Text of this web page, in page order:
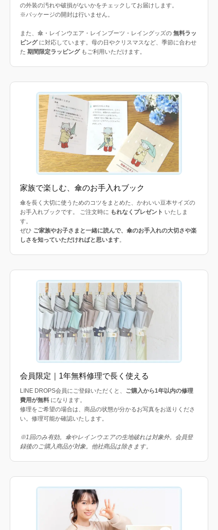
の外装の汚れや破損がないかをチェックしてお届けします。
※パッケージの開封は行いません。
また、傘・レインウエア・レインブーツ・レイングッズの 無料ラッ
ピングに対応しています。母の日やクリスマスなど、季節に合わせ
た 期間限定ラッピングもご利用いただけます。
家族で楽しむ、傘のお手入れブック
傘を長く大切に使うためのコツをまとめた、かわいい豆本サイズの
お手入れブックです。 ご注文時に もれなくプレゼント いたしま
す。
ぜひ ご家族やお子さまと一緒に読んで、傘のお手入れの大切さや楽
しさを知っていただければと思います。
会員限定｜1年無料修理で長く使える
LINE DROPS会員にご登録いただくと、 ご購入から1年以内の修理
費用が無料 になります。
修理をご希望の場合は、商品の状態が分かるお写真をお送りくださ
い。修理可能か確認いたします。
※1回のみ有効。傘やレインウエアの生地破れは対象外。会員登
録後のご購入商品が対象。他社商品は除きます。